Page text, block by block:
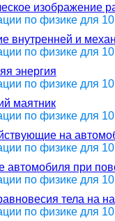
изображение
по физике для
внутренней и
по физике для
энергия
по физике для
маятник
по физике для
на
по физике для
автомобиля при
по физике для
тела на
по физике для